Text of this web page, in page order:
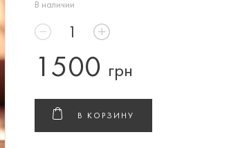
В наличии
1500 грн
В КОРЗИНУ